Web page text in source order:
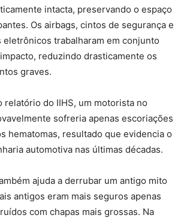
intacta, preservando o espaço
Os airbags, cintos de segurança e
eletrônicos trabalharam em conjunto
reduzindo drasticamente os
graves.
relatório do IIHS, um motorista no
sofreria apenas escoriações
hematomas, resultado que evidencia o
automotiva nas últimas décadas.
ajuda a derrubar um antigo mito
antigos eram mais seguros apenas
com chapas mais grossas. Na